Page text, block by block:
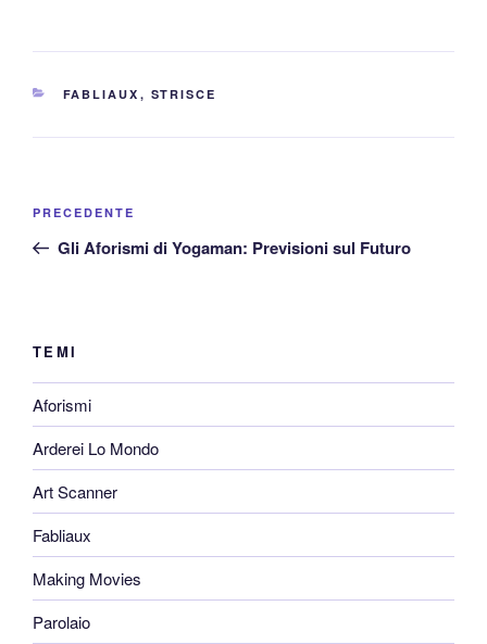
CATEGORIE
FABLIAUX , STRISCE
Navigazione
Articolo
precedente:
PRECEDENTE
Gli Aforismi di Yogaman: Previsioni sul Futuro
TEMI
Aforismi
Arderei Lo Mondo
Art Scanner
Fabliaux
Making Movies
Parolaio